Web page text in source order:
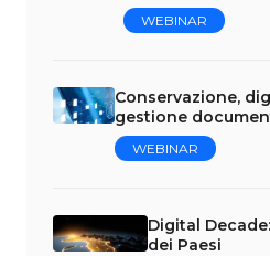
WEBINAR
Conservazione,
gestione
WEBINAR
Digital
dei Paesi